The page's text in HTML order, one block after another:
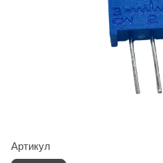
Артикул